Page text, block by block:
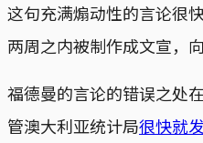
这句充满煽动性的言论很
两周之内被制作成文宣，
福德曼的言论的错误之处
管澳大利亚统计局很快就